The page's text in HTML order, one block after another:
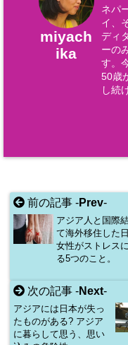
miyach
ika
ネパ
イ、
ディ
ーの
す。
50歳
し続
前の記事 -Prev-
アジア人と国際
て海外移住した
女性がストレス
る5つのこと。
次の記事 -Next-
アジアには日本が失っ
たものがある? アジア
に暮らして思う、思い